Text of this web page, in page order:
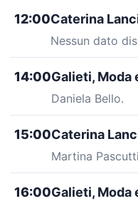
12:00Caterina
Nessun dato
14:00Galieti, Moda
Daniela Bello.
15:00Caterina
Martina
16:00Galieti, Moda